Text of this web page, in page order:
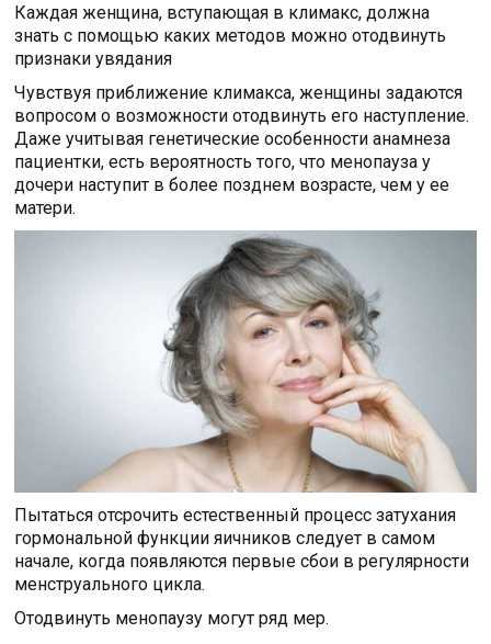
Каждая женщина, вступающая в климакс, должна
знать с помощью каких методов можно отодвинуть
признаки увядания
Чувствуя приближение климакса, женщины задаются
вопросом о возможности отодвинуть его наступление.
Даже учитывая генетические особенности анамнеза
пациентки, есть вероятность того, что менопауза у
дочери наступит в более позднем возрасте, чем у ее
матери.
Пытаться отсрочить естественный процесс затухания
гормональной функции яичников следует в самом
начале, когда появляются первые сбои в регулярности
менструального цикла.
Отодвинуть менопаузу могут ряд мер.